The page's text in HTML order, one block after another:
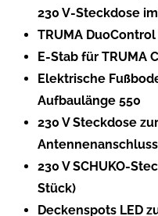
230 V-Steckdose
TRUMA
E-Stab für TRUMA
Elektrische
Aufbaulänge 550
230 V Steckdose
Antennenanschluss
230 V SCHUKO-
Stück)
Deckenspots LED